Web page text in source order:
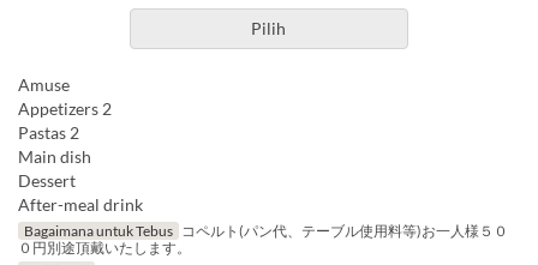
Pilih
Amuse
Appetizers 2
Pastas 2
Main dish
Dessert
After-meal drink
Bagaimana untuk Tebus コペルト(パン代、テーブル使用料等)お一人様５０
０円別途頂戴いたします。